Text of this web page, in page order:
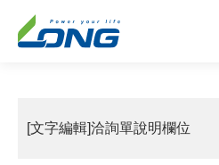
[文字編輯]洽詢單說明欄位